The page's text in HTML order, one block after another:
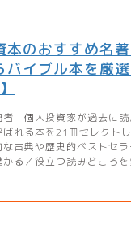
本のおすすめ名
バイブル本を厳
者・個人投資家が過去に
ばれる本を21冊セレクト
な古典や歴史的ベストセ
かる／役立つ読みどころ